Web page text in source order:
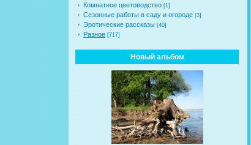
Комнатное цветоводство [1]
Сезонные работы в саду и огороде [3]
Эротические рассказы [40]
Разное [717]
Новый альбом